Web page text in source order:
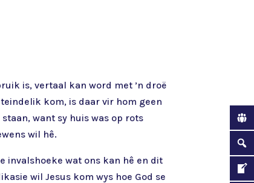
is, vertaal kan word met ’n droë
kom, is daar vir hom geen
want sy huis was op rots
wil hê.
invalshoeke wat ons kan hê en dit
wil Jesus kom wys hoe God se